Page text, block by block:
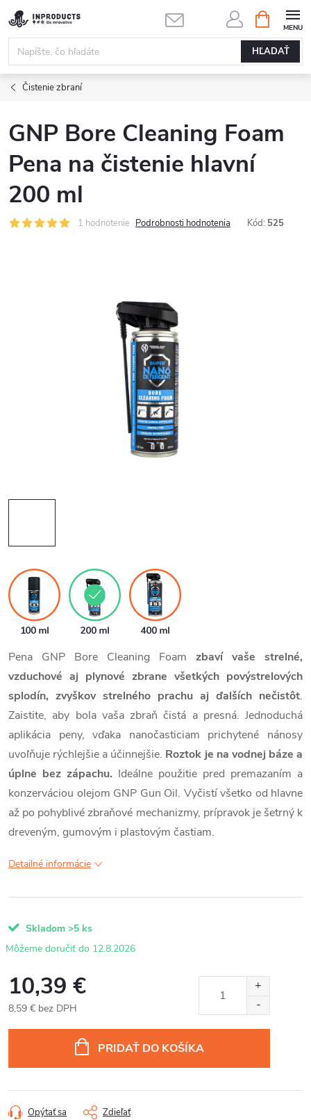
Prejsť
na
obsah
HĽADAŤ
KOŠÍK
Čistenie zbraní
GNP Bore Cleaning Foam
Pena na čistenie hlavní
200 ml
1 hodnotenie Podrobnosti hodnotenia Kód: 525
Pena GNP Bore Cleaning Foam zbaví vaše strelné,
vzduchové aj plynové zbrane všetkých povýstrelových
splodín, zvyškov strelného prachu aj ďalších nečistôt.
Zaistite, aby bola vaša zbraň čistá a presná. Jednoduchá
aplikácia peny, vďaka nanočasticiam prichytené nánosy
uvoľňuje rýchlejšie a účinnejšie. Roztok je na vodnej báze a
úplne bez zápachu. Ideálne použitie pred premazaním a
konzerváciou olejom GNP Gun Oil. Vyčistí všetko od hlavne
až po pohyblivé zbraňové mechanizmy, prípravok je šetrný k
dreveným, gumovým i plastovým častiam.
Detailné informácie
Skladom >5 ks
12.8.2026
10,39 €
8,59 € bez DPH
PRIDAŤ DO KOŠÍKA
Opýtať sa Zdieľať